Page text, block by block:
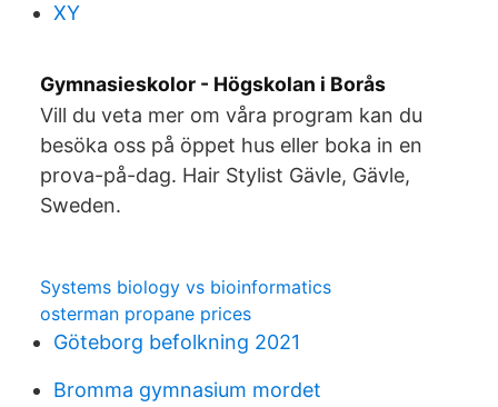
XY
Gymnasieskolor - Högskolan i Borås
Vill du veta mer om våra program kan du
besöka oss på öppet hus eller boka in en
prova-på-dag. Hair Stylist Gävle, Gävle,
Sweden.
Systems biology vs bioinformatics
osterman propane prices
Göteborg befolkning 2021
Bromma gymnasium mordet